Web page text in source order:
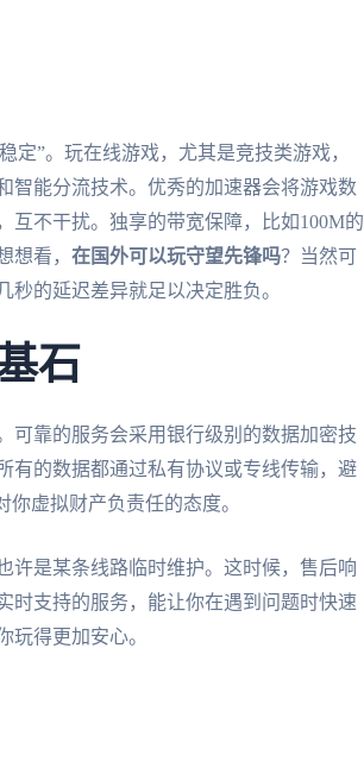
定”。玩在线游戏，尤其是竞技类游戏，
智能分流技术。优秀的加速器会将游戏数
互不干扰。独享的带宽保障，比如100M的
想看， 在国外可以玩守望先锋吗？当然可
的延迟差异就足以决定胜负。
石
可靠的服务会采用银行级别的数据加密技
有的数据都通过私有协议或专线传输，避
虚拟财产负责任的态度。
许是某条线路临时维护。这时候，售后响
时支持的服务，能让你在遇到问题时快速
玩得更加安心。